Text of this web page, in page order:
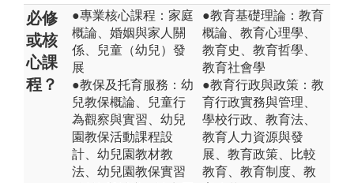
必修
或核
心課
程？
●專業核心課程：家庭
概論、婚姻與家人關
係、兒童（幼兒）發
展
●教保及托育服務：幼
兒教保概論、兒童行
為觀察與實習、幼兒
園教保活動課程設
計、幼兒園教材教
法、幼兒園教保實習
●教育基礎理論：教育
概論、教育心理學、
教育史、教育哲學、
教育社會學
●教育行政與政策：教
育行政實務與管理、
學校行政、教育法、
教育人力資源與發
展、教育政策、比較
教育、教育制度、教